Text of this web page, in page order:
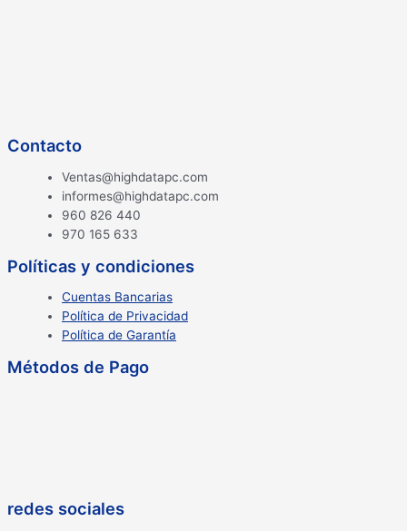
Contacto
Ventas@highdatapc.com
informes@highdatapc.com
960 826 440
970 165 633
Políticas y condiciones
Cuentas Bancarias
Política de Privacidad
Política de Garantía
Métodos de Pago
redes sociales